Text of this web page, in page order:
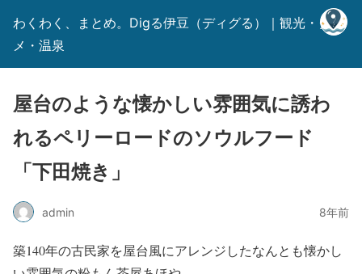
わくわく、まとめ。Digる伊豆（ディグる）｜観光・グル
メ・温泉
屋台のような懐かしい雰囲気に誘わ
れるペリーロードのソウルフード
「下田焼き」
admin 8年前
築140年の古民家を屋台風にアレンジしたなんとも懐かし